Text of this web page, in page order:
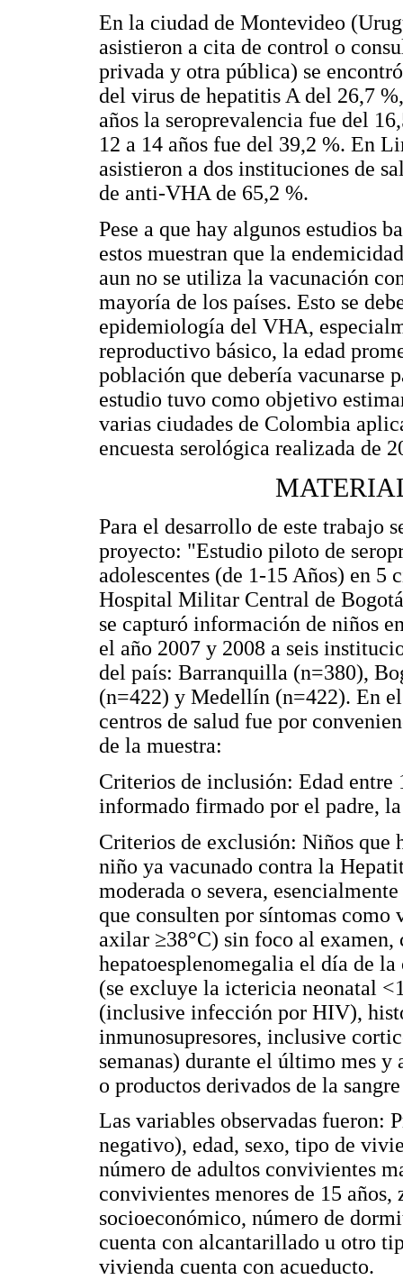
En la ciudad de Montevideo
asistieron a cita de control o
privada y otra pública) se
del virus de hepatitis A del 26,7
años la seroprevalencia fue del
12 a 14 años fue del 39,2 %. En
asistieron a dos instituciones de
de anti-VHA de 65,2 %.
Pese a que hay algunos estudios
estos muestran que la
aun no se utiliza la vacunación
mayoría de los países. Esto se
epidemiología del VHA,
reproductivo básico, la edad
población que debería vacunarse
estudio tuvo como objetivo
varias ciudades de Colombia
encuesta serológica realizada de
Para el desarrollo de este trabajo
proyecto: "Estudio piloto de
adolescentes (de 1-15 Años) en 5
Hospital Militar Central de
se capturó información de niños
el año 2007 y 2008 a seis
del país: Barranquilla (n=380),
(n=422) y Medellín (n=422). En
centros de salud fue por
de la muestra:
Criterios de inclusión: Edad entre
informado firmado por el padre,
Criterios de exclusión: Niños que
niño ya vacunado contra la
moderada o severa,
que consulten por síntomas
axilar ≥38°C) sin foco al
hepatoesplenomegalia el día de
(se excluye la ictericia neonatal
(inclusive infección por HIV),
inmunosupresores, inclusive
semanas) durante el último mes
o productos derivados de la
Las variables observadas fueron:
negativo), edad, sexo, tipo de
número de adultos convivientes
convivientes menores de 15
socioeconómico, número de
cuenta con alcantarillado u otro
vivienda cuenta con acueducto.